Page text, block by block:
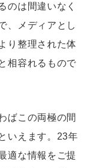
のは間違いなく
、メディアとし
り整理された体
相容れるもので
ばこの両極の間
いえます。23年
適な情報をご提